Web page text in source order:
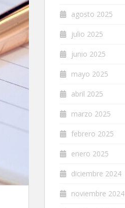
agosto 2025
julio 2025
junio 2025
mayo 2025
abril 2025
marzo 2025
febrero 2025
enero 2025
diciembre 2024
noviembre 2024